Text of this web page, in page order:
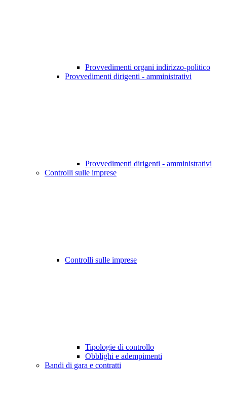
Provvedimenti organi indirizzo-politico
Provvedimenti dirigenti - amministrativi
Provvedimenti dirigenti - amministrativi
Controlli sulle imprese
Controlli sulle imprese
Tipologie di controllo
Obblighi e adempimenti
Bandi di gara e contratti